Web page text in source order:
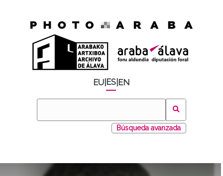
EU ES EN
Búsqueda avanzada